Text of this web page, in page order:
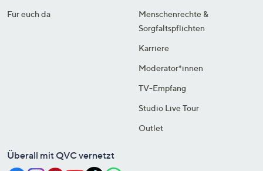
Für euch da
Menschenrechte &
Sorgfaltspflichten
Karriere
Moderator*innen
TV-Empfang
Studio Live Tour
Outlet
Überall mit QVC vernetzt